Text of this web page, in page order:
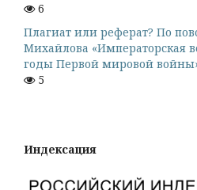
6
Плагиат или реферат? По
Михайлова «Императорская
годы Первой мировой
5
Индексация